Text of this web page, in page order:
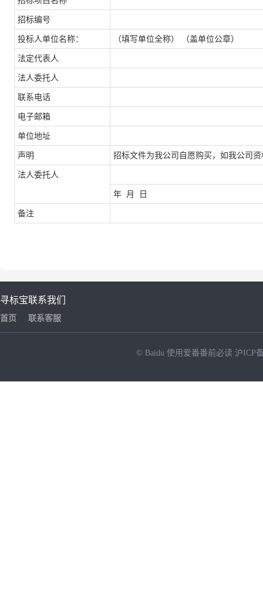
招标编号
投标人单位名称： （填写单位全称） （盖单位公章）
法定代表人
法人委托人
联系电话
电子邮箱
单位地址
声明 招标文件为我公司自愿购买，如我公司
法人委托人
年 月 日
备注
寻标宝
首页
联系我们
联系客服
© Baidu 使用爱番番前必读 沪ICP